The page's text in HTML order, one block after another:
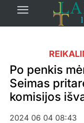
Po penkis
Seimas
komisijos
2024 06 04 08:43